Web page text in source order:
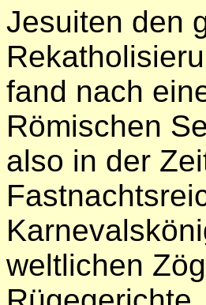
Jesuiten den
fand nach
Römischen
also in der
weltlichen